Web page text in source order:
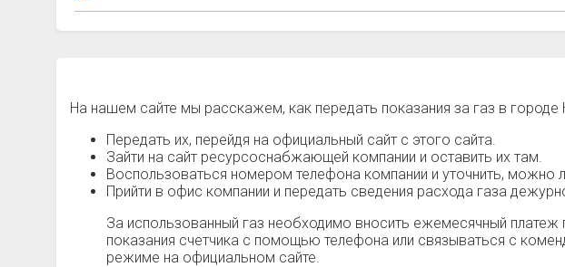
На нашем сайте мы расскажем, как передать показания за газ в
Передать их, перейдя на официальный сайт с этого сайта.
Зайти на сайт ресурсоснабжающей компании и оставить их там.
Воспользоваться номером телефона компании и уточнить, можно
Прийти в офис компании и передать сведения расхода газа
За использованный газ необходимо вносить ежемесячный
показания счетчика с помощью телефона или связываться с
режиме на официальном сайте.